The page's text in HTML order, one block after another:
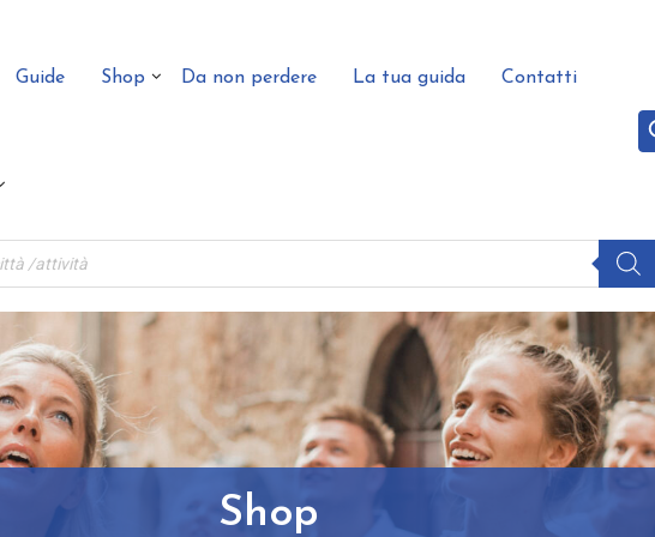
Guide Shop Da non perdere La tua guida Contatti
Shop